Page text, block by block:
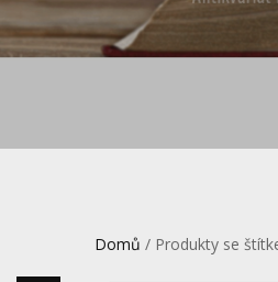
Domů / Produkty se